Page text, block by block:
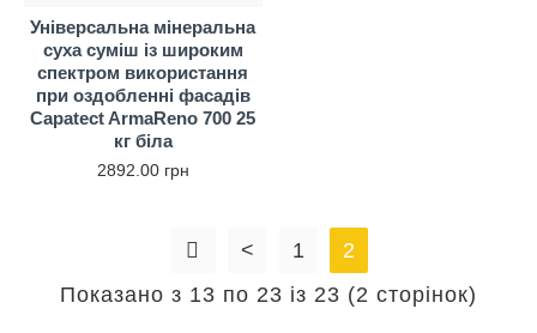
Універсальна мінеральна
суха суміш із широким
спектром використання
при оздобленні фасадів
Capatect ArmaReno 700 25
кг біла
2892.00 грн
< 1
2
Показано з 13 по 23 із 23 (2 сторінок)